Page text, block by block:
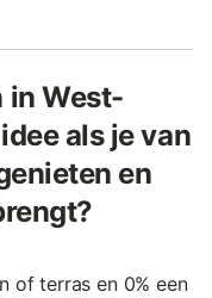
in West-
als je van
en
of terras en 0% een